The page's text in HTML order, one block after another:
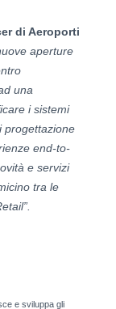
di Aeroporti
aperture
una
i sistemi
progettazione
end-to-
e servizi
tra le
e sviluppa gli